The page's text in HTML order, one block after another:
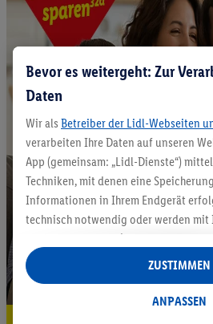
Bevor es weitergeht: Zur
Daten
Wir als Betreiber der Lidl-Webseiten
verarbeiten Ihre Daten auf unseren
App (gemeinsam: „Lidl-Dienste“)
Techniken, mit denen eine
Informationen in Ihrem Endgerät
technisch notwendig oder werden mit
auch durch Partner (u.a.
Verantwortliche; im Zusammenhang mit
insgesamt
Statistik-Erstellung oder fürANPASSEN
ZUSTIMMEN